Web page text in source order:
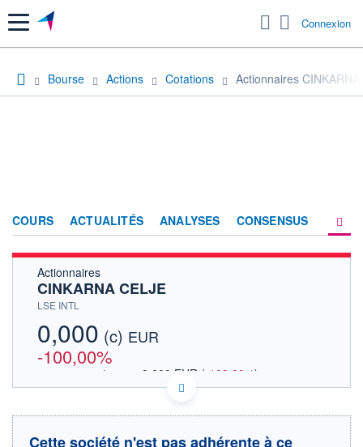
Menu Connexion
Bourse Actions Cotations Actionnaires CINKARNA
COURS ACTUALITÉS ANALYSES CONSENSUS
Actionnaires
CINKARNA CELJE
LSE INTL
0,000 (c) EUR
-100,00%
0,000 EUR ( -100,00%)
DONNÉES TEMPS DIFFÉRÉ
Cette société n'est pas adhérente à ce